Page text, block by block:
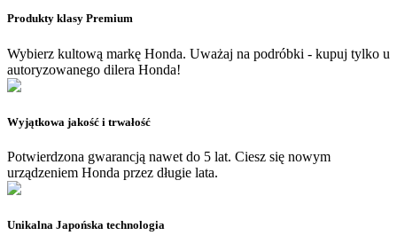
Produkty klasy Premium
Wybierz kultową markę Honda. Uważaj na podróbki - kupuj tylko u
autoryzowanego dilera Honda!
Wyjątkowa jakość i trwałość
Potwierdzona gwarancją nawet do 5 lat. Ciesz się nowym
urządzeniem Honda przez długie lata.
Unikalna Japońska technologia